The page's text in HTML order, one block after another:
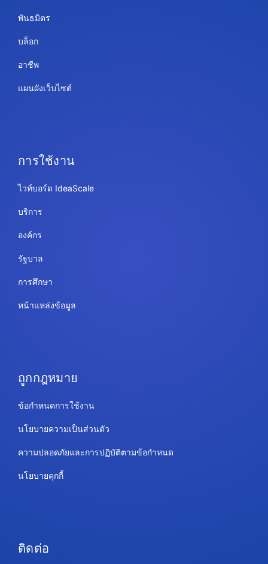
พันธมิตร
บล็อก
อาชีพ
แผนผังเว็บไซต์
การใช้งาน
ไวท์บอร์ด IdeaScale
บริการ
องค์กร
รัฐบาล
การศึกษา
หน้าแหล่งข้อมูล
ถูกกฎหมาย
ข้อกำหนดการใช้งาน
นโยบายความเป็นส่วนตัว
ความปลอดภัยและการปฏิบัติตามข้อกำหนด
นโยบายคุกกี้
ติดต่อ